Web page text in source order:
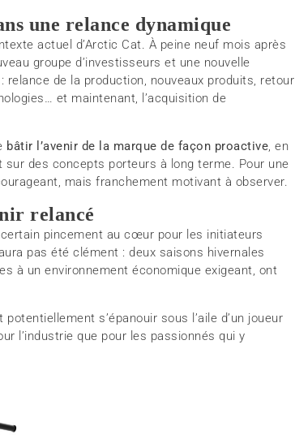
une relance dynamique
actuel d’Arctic Cat. À peine neuf mois après
groupe d’investisseurs et une nouvelle
de la production, nouveaux produits, retour
et maintenant, l’acquisition de
bâtir l’avenir de la marque de façon proactive, en
des concepts porteurs à long terme. Pour une
mais franchement motivant à observer.
relancé
pincement au cœur pour les initiateurs
pas été clément : deux saisons hivernales
à un environnement économique exigeant, ont
s’épanouir sous l’aile d’un joueur
l’industrie que pour les passionnés qui y